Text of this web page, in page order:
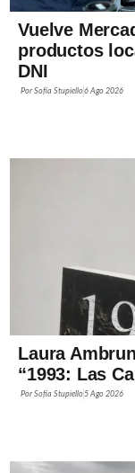
Vuelve
productos
DNI
PorSofía Stupiello6 Ago 2026
Laura
“1993: Las
PorSofía Stupiello 5 Ago 2026